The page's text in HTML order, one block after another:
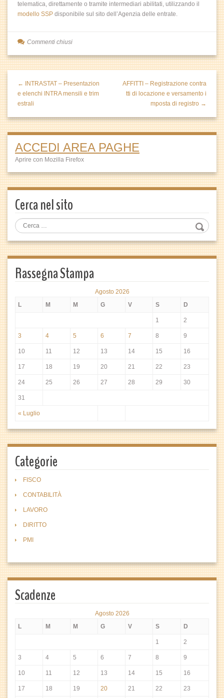
telematica, direttamente o tramite intermediari abilitati, utilizzando il
modello SSP disponibile sul sito dell’Agenzia delle entrate.
Commenti chiusi
← INTRASTAT – Presentazion
e elenchi INTRA mensili e trim
estrali
AFFITTI – Registrazione contra
tti di locazione e versamento i
mposta di registro →
ACCEDI AREA PAGHE
Aprire con Mozilla Firefox
Cerca nel sito
Rassegna Stampa
Agosto 2026
L
M M G V S D
« Luglio
1 2
3 4 5 6 7 8 9
10 11 12 13 14 15 16
17 18 19 20 21 22 23
24 25 26 27 28 29 30
31
Categorie
FISCO
CONTABILITÀ
LAVORO
DIRITTO
PMI
Scadenze
Agosto 2026
L
M M G V S D
1 2
3 4 5 6 7 8 9
10 11 12 13 14 15 16
17 18 19 20 21 22 23